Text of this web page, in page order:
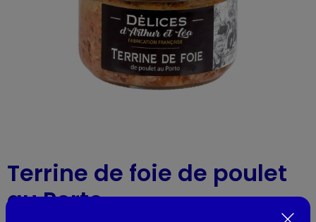
Terrine de foie de poulet
au Porto